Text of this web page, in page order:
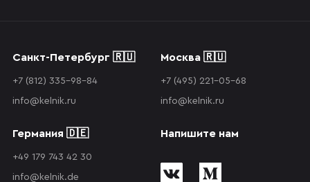
Санкт-Петербург 🇷🇺
+7 (812) 335-98-84
info@kelnik.ru
Москва 🇷🇺
+7 (495) 221-05-68
info@kelnik.ru
Германия 🇩🇪
+49 179 743 42 30
info@kelnik.de
Напишите нам